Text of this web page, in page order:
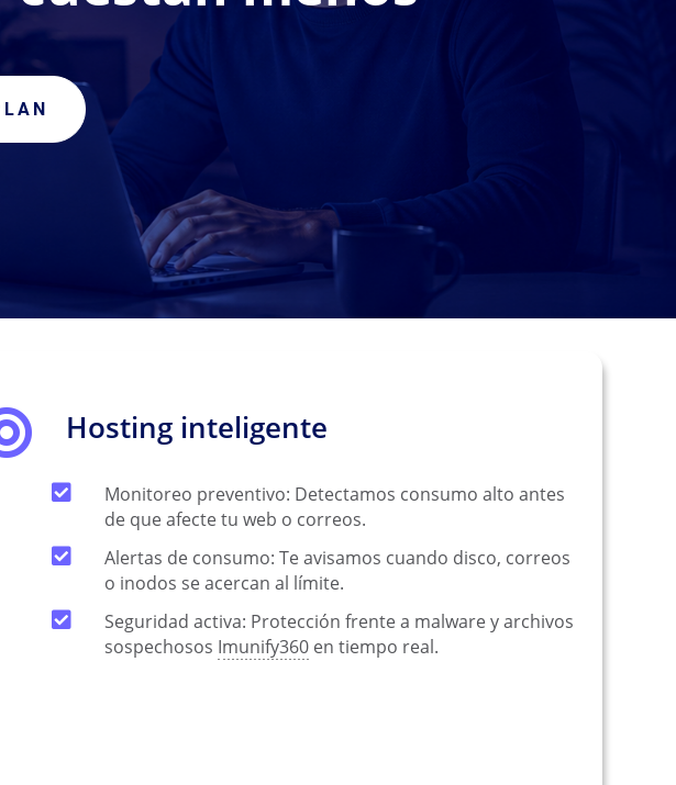
Hosting inteligente
Monitoreo preventivo: Detectamos consumo alto antes
de que afecte tu web o correos.
Alertas de consumo: Te avisamos cuando disco, correos
o inodos se acercan al límite.
Seguridad activa: Protección frente a malware y archivos
sospechosos Imunify360 en tiempo real.